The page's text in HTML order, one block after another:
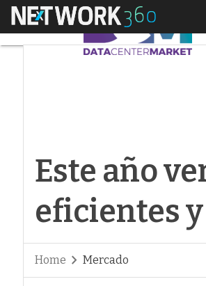
Menú
Este año
eficientes
Home Mercado